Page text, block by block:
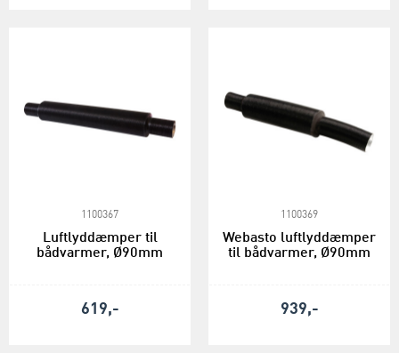
1100367
Luftlyddæmper til
bådvarmer, Ø90mm
619,-
1100369
Webasto luftlyddæmper
til bådvarmer, Ø90mm
939,-